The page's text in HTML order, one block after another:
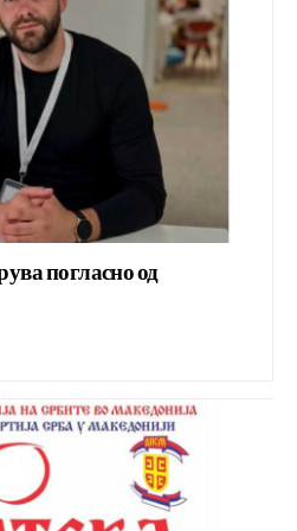
погласно од